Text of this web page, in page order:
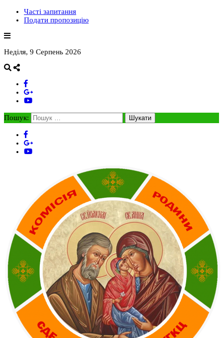
Часті запитання
Подати пропозицію
Неділя, 9 Серпень 2026
Пошук: